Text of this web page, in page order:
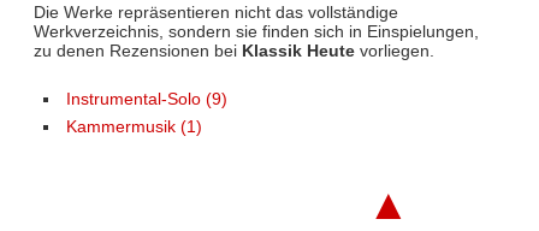
Die Werke repräsentieren nicht das vollständige
Werkverzeichnis, sondern sie finden sich in Einspielungen,
zu denen Rezensionen bei Klassik Heutevorliegen.
Instrumental-Solo (9)
Kammermusik (1)
▲